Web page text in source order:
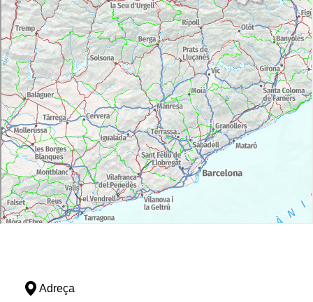
Adreça